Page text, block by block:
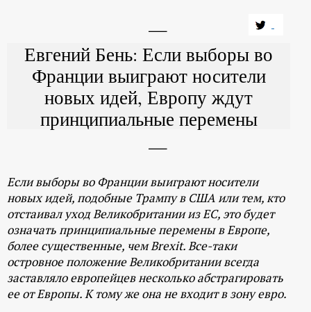
Евгений Бень: Если выборы во
Франции выиграют носители
новых идей, Европу ждут
принципиальные перемены
Если выборы во Франции выиграют носители
новых идей, подобные Трампу в США или тем, кто
отстаивал уход Великобритании из ЕС, это будет
означать принципиальные перемены в Европе,
более существенные, чем Brexit. Все-таки
островное положение Великобритании всегда
заставляло европейцев несколько абстрагировать
ее от Европы. К тому же она не входит в зону евро.